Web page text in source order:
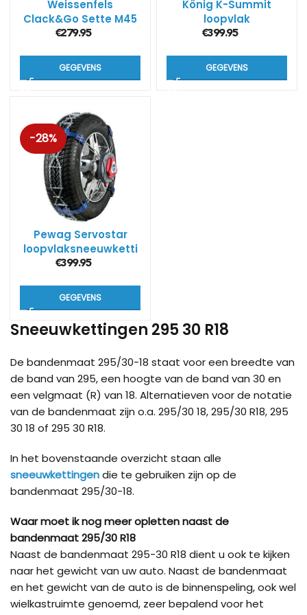
Weissenfels
Clack&Go Sette M45
(7mm)
€279.95
GEGEVENS
König K-Summit
loopvlak
sneeuwkettingen
€399.95
GEGEVENS
-28%
Pewag Servostar
loopvlaksneeuwketti
ngen RSC
€399.95
GEGEVENS
Sneeuwkettingen 295 30 R18
De bandenmaat 295/30-18 staat voor een breedte van
de band van 295, een hoogte van de band van 30 en
een velgmaat (R) van 18. Alternatieven voor de notatie
van de bandenmaat zijn o.a. 295/30 18, 295/30 R18, 295
30 18 of 295 30 R18.
In het bovenstaande overzicht staan alle
sneeuwkettingendie te gebruiken zijn op de
bandenmaat 295/30-18.
Waar moet ik nog meer opletten naast de
bandenmaat 295/30 R18
Naast de bandenmaat 295-30 R18 dient u ook te kijken
naar het gewicht van uw auto. Naast de bandenmaat
en het gewicht van de auto is de binnenspeling, ook wel
wielkastruimte genoemd, zeer bepalend voor het